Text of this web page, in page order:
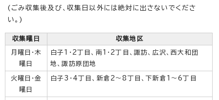
(ごみ収集後及び、収集日以外には絶対に出さないでくださ
い。)
収集曜日 収集地区
月曜日・木
曜日
白子1・2丁目、南1・2丁目、諏訪、広沢、西大和団
地、諏訪原団地
火曜日・金
曜日
白子3・4丁目、新倉2～8丁目、下新倉1～6丁目